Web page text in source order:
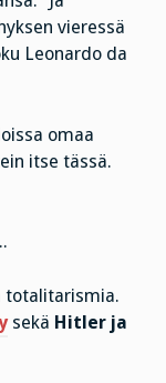
vieressä
Leonardo da
omaa
itse tässä.
totalitarismia.
sekä Hitler ja